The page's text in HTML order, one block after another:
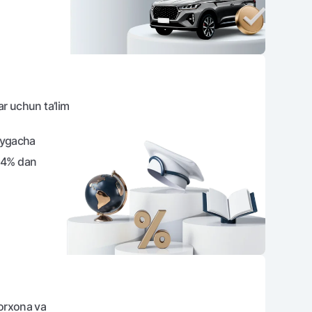
uchun ta’lim
dan
va